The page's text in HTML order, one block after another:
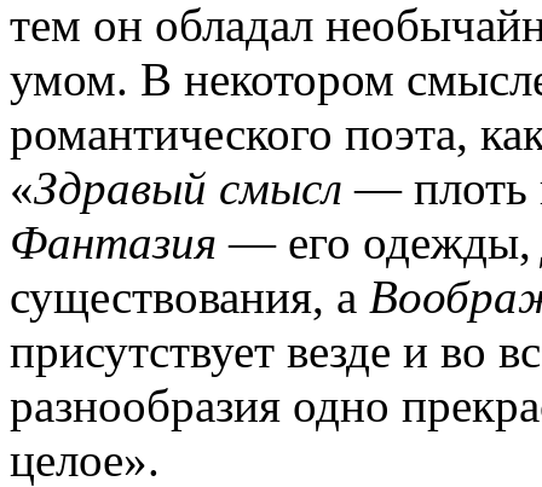
тем он обладал
умом. В некотором
романтического поэта,
«Здравый смысл — плоть
Фантазия — его одежды,
существования, а
присутствует везде и во
разнообразия одно
целое».